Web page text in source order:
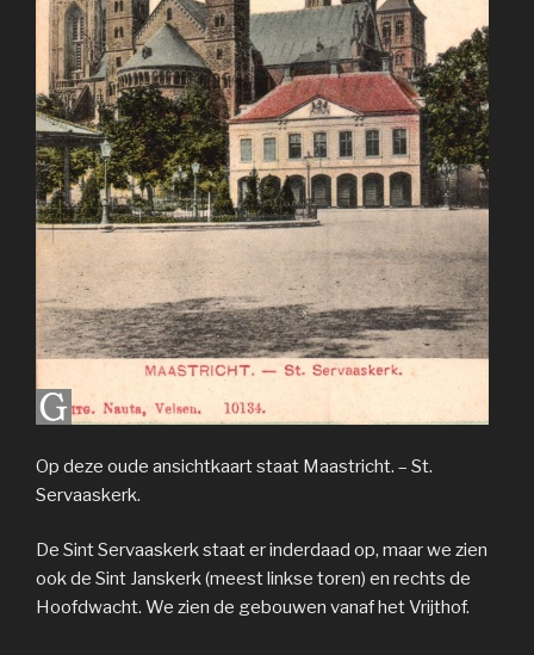
Op deze oude ansichtkaart staat Maastricht. – St.
Servaaskerk.
De Sint Servaaskerk staat er inderdaad op, maar we zien
ook de Sint Janskerk (meest linkse toren) en rechts de
Hoofdwacht. We zien de gebouwen vanaf het Vrijthof.